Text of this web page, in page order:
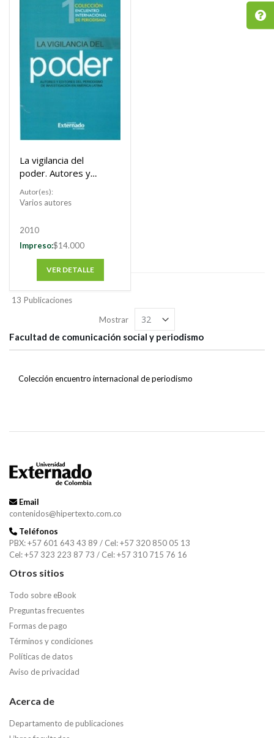
La vigilancia del
poder. Autores y
editores del
periodismo de
América Latina
Autor(es):
Varios autores
2010
Impreso:$14.000
VER DETALLE
13 Publicaciones
Mostrar
Facultad de comunicación social y periodismo
Colección encuentro internacional de periodismo
Email
contenidos@hipertexto.com.co
Teléfonos
PBX: +57 601 643 43 89 / Cel: +57 320 850 05 13
Cel: +57 323 223 87 73 / Cel: +57 310 715 76 16
Otros sitios
Todo sobre eBook
Preguntas frecuentes
Formas de pago
Términos y condiciones
Políticas de datos
Aviso de privacidad
Acerca de
Departamento de publicaciones